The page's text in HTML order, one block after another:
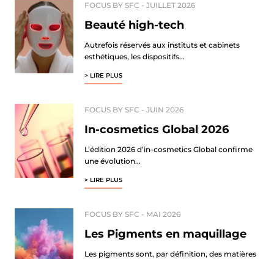
FOCUS BY SFC - JUILLET 2026
Beauté high-tech
Autrefois réservés aux instituts et cabinets
esthétiques, les dispositifs...
> LIRE PLUS
FOCUS BY SFC - JUIN 2026
In-cosmetics Global 2026
L’édition 2026 d’in-cosmetics Global confirme
une évolution...
> LIRE PLUS
FOCUS BY SFC - MAI 2026
Les Pigments en maquillage
Les pigments sont, par définition, des matières